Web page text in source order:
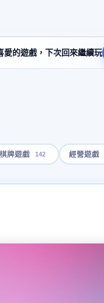
的遊戲，下次回來繼續玩
棋牌遊戲 142 經營遊戲